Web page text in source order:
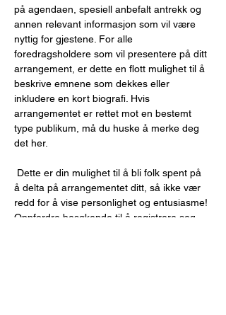
på agendaen, spesiell anbefalt antrekk og
annen relevant informasjon som vil være
nyttig for gjestene. For alle
foredragsholdere som vil presentere på ditt
arrangement, er dette en flott mulighet til å
beskrive emnene som dekkes eller
inkludere en kort biografi. Hvis
arrangementet er rettet mot en bestemt
type publikum, må du huske å merke deg
det her.
å delta på arrangementet ditt, så ikke vær
redd for å vise personlighet og entusiasme!
Oppfordre besøkende til å registrere seg,